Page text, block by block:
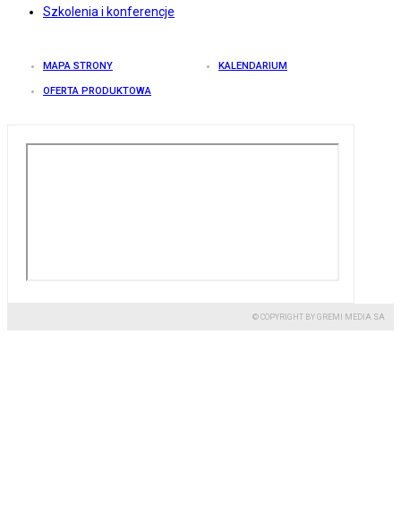
Szkolenia i konferencje
MAPA STRONY KALENDARIUM
OFERTA PRODUKTOWA
© COPYRIGHT BY GREMI MEDIA SA